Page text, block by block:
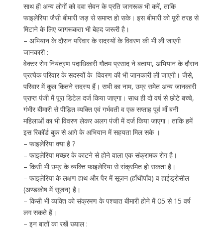
साथ ही अन्य लोगों को दवा सेवन के प्रति जागरूक भी करें, ताकि
फाइलेरिया जैसी बीमारी जड़ से समाप्त हो सके। इस बीमारी को पूरी तरह से
मिटाने के लिए जागरूकता भी बेहद जरूरी है।
– अभियान के दौरान परिवार के सदस्यों के विवरण की भी ली जाएगी
जानकारी :
वेक्टर रोग नियंत्रण पदाधिकारी गौतम प्रसाद ने बताया, अभियान के दौरान
प्रत्येक परिवार के सदस्यों के विवरण की भी जानकारी ली जाएगी। जैसे,
परिवार में कुल कितने सदस्य हैं। सभी का नाम, उम्र समेत अन्य जानकारी
प्राप्त पंजी में पूरा डिटेल दर्ज किया जाएगा। साथ ही दो वर्ष से छोटे बच्चे,
गंभीर बीमारी से पीड़ित व्यक्ति एवं गर्भवती व एक सप्ताह पूर्व माँ बनी
महिलाओं का भी विवरण लेकर अलग पंजी में दर्ज किया जाएगा। ताकि हमें
इस रिकॉर्ड बुक से आगे के अभियान में सहयता मिल सके ।
– फाइलेरिया क्या है ?
– फाइलेरिया मच्छर के काटने से होने वाला एक संक्रामक रोग है।
– किसी भी उम्र के व्यक्ति फाइलेरिया से संक्रमित हो सकता है।
– फाइलेरिया के लक्षण हाथ और पैर में सूजन (हाँथीपाँव) व हाईड्रोसील
(अण्डकोष में सूजन) है।
– किसी भी व्यक्ति को संक्रमण के पश्चात बीमारी होने में 05 से 15 वर्ष
लग सकते हैं।
– इन बातों का रखें ख्याल :